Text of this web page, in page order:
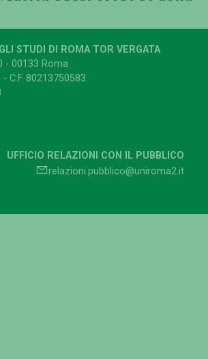
STUDI DI ROMA TOR VERGATA
- 00133 Roma
C.F. 80213750583
UFFICIO RELAZIONI CON IL PUBBLICO
relazioni.pubblico@uniroma2.it